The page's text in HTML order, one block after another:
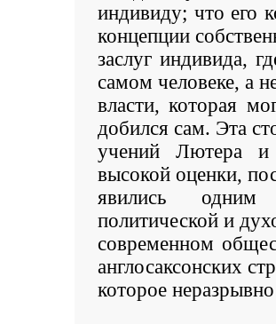
индивиду; что его
концепции
заслуг индивида,
самом человеке, а
власти, которая
добился сам. Эта
учений Лютера и
высокой оценки,
явились одним
политической и
современном
англосаксонских
которое